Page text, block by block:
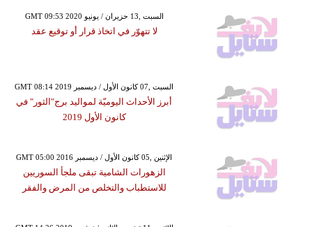
GMT 09:53 2020 السبت ,13 حزيران / يونيو
لا تتهوّر في اتخاذ قرار أو توقيع عقد
GMT 08:14 2019 السبت ,07 كانون الأول / ديسمبر
أبرز الأحداث اليوميّة لمواليد برج"الثور" في
كانون الأول 2019
GMT 05:00 2016 الإثنين ,05 كانون الأول / ديسمبر
الزهورات الشامية تبقى ملجأ السوريين
للاستطباب والتخلص من المرض والفقر